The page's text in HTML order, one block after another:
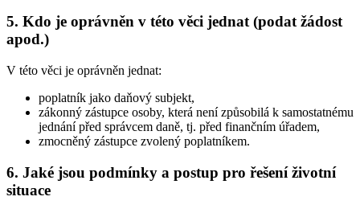
5. Kdo je oprávněn v této věci jednat (podat žádost
apod.)
V této věci je oprávněn jednat:
poplatník jako daňový subjekt,
zákonný zástupce osoby, která není způsobilá k samostatnému
jednání před správcem daně, tj. před finančním úřadem,
zmocněný zástupce zvolený poplatníkem.
6. Jaké jsou podmínky a postup pro řešení životní
situace